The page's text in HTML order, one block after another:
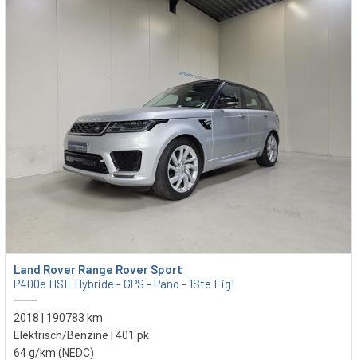
Land Rover Range Rover Sport
P400e HSE Hybride - GPS - Pano - 1Ste Eig!
2018 | 190783 km
Elektrisch/Benzine | 401 pk
64 g/km (NEDC)